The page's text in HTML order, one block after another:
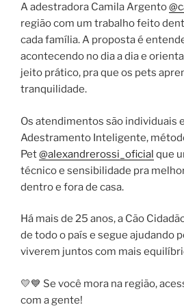
A adestradora Camila Argento
região com um trabalho feito
cada família. A proposta é
acontecendo no dia a dia e
jeito prático, pra que os pets
tranquilidade.
Os atendimentos são individuais
Adestramento Inteligente,
Pet@alexandrerossi_oficial que
técnico e sensibilidade pra
dentro e fora de casa.
Há mais de 25 anos, a Cão
de todo o país e segue ajudando
viverem juntos com mais
💛💙 Se você mora na região,
com a gente!